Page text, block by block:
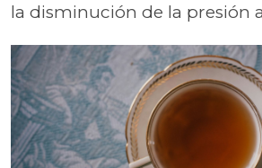
la disminución de la presión